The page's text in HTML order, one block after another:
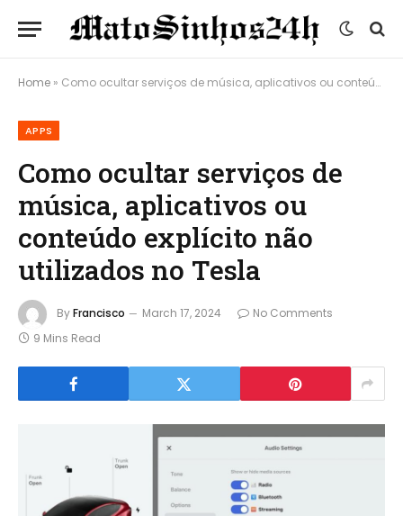
Home » Como ocultar serviços de música, aplicativos ou conteúdo explícito não utilizados no Tesla
APPS
Como ocultar serviços de
música, aplicativos ou
conteúdo explícito não
utilizados no Tesla
ByFrancisco March 17, 2024
No Comments
9 Mins Read